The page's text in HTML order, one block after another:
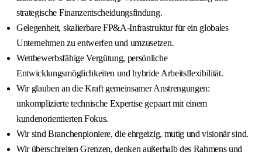
strategische Finanzentscheidungsfindung.
Gelegenheit, skalierbare FP&A-Infrastruktur für ein globales
Unternehmen zu entwerfen und umzusetzen.
Wettbewerbsfähige Vergütung, persönliche
Entwicklungsmöglichkeiten und hybride Arbeitsflexibilität.
Wir glauben an die Kraft gemeinsamer Anstrengungen:
unkomplizierte technische Expertise gepaart mit einem
kundenorientierten Fokus.
Wir sind Branchenpioniere, die ehrgeizig, mutig und visionär sind.
Wir überschreiten Grenzen, denken außerhalb des Rahmens und